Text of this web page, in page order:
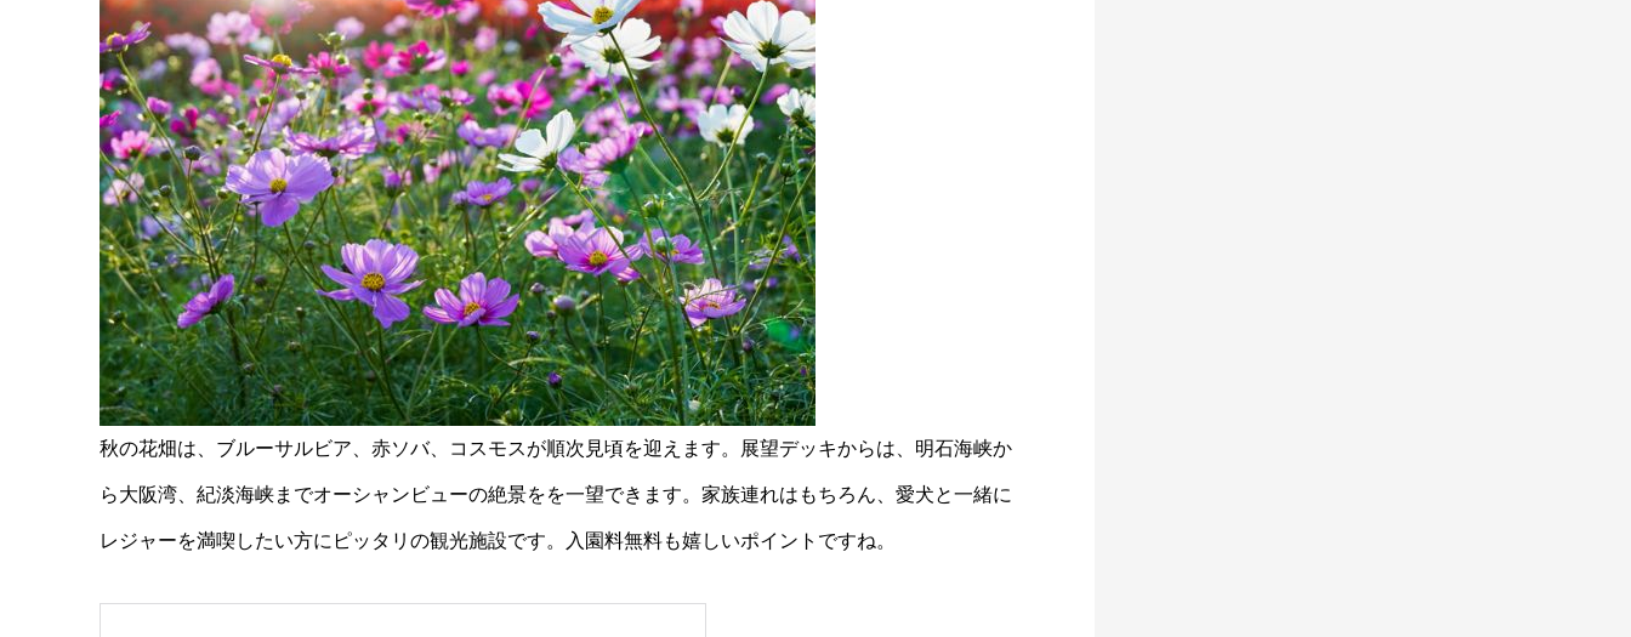
秋の花畑は、ブルーサルビア、赤ソバ、コスモスが順次見頃を迎えます。展望デッキからは、明石海峡か
ら大阪湾、紀淡海峡までオーシャンビューの絶景をを一望できます。家族連れはもちろん、愛犬と一緒に
レジャーを満喫したい方にピッタリの観光施設です。入園料無料も嬉しいポイントですね。